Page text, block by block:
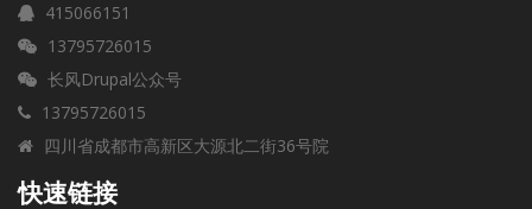
415066151
13795726015
长风Drupal公众号
13795726015
四川省成都市高新区大源北二街36号院
快速链接